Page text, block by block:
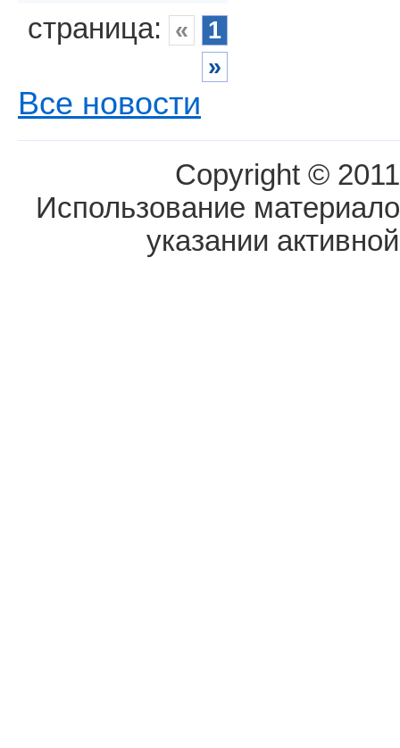
страница: «
1
»
Все новости
Copyright ©
Использование
указании